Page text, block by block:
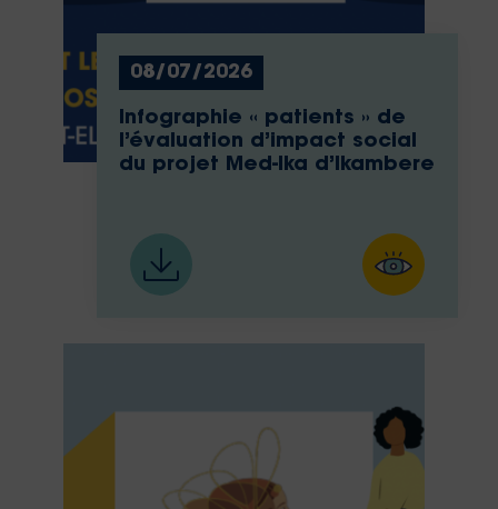
08/07/2026
Infographie « patients » de
l’évaluation d’impact social
du projet Med-Ika d’Ikambere